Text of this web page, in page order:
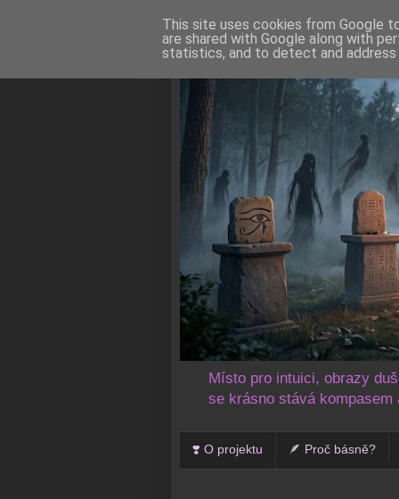
Místo pro intuici, obrazy
se krásno stává
❣️ O projektu 🪶 Proč básně?
This site uses cookies from Google
are shared with Google along with
statistics, and to detect and address